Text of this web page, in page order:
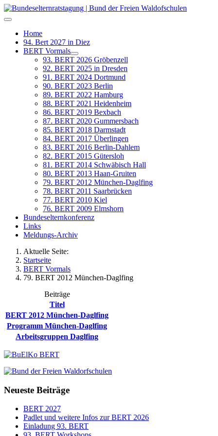
Home
94. Bert 2027 in Diez
BERT Vormals
93. BERT 2026 Gröbenzell
92. BERT 2025 in Dresden
91. BERT 2024 Dortmund
90. BERT 2023 Berlin
89. BERT 2022 Hamburg
88. BERT 2021 Heidenheim
86. BERT 2019 Bexbach
87. BERT 2020 Gummersbach
85. BERT 2018 Darmstadt
84. BERT 2017 Überlingen
83. BERT 2016 Berlin-Dahlem
82. BERT 2015 Gütersloh
81. BERT 2014 Schwäbisch Hall
80. BERT 2013 Haan-Gruiten
79. BERT 2012 München-Daglfing
78. BERT 2011 Saarbrücken
77. BERT 2010 Kiel
76. BERT 2009 Elmshorn
Bundeselternkonferenz
Links
Meldungs-Archiv
Aktuelle Seite:
Startseite
BERT Vormals
79. BERT 2012 München-Daglfing
Beiträge
Titel
BERT 2012 München-Daglfing
Programm München-Daglfing
Arbeitsgruppen Daglfing
Neueste Beiträge
BERT 2027
Padlet und weitere Infos zur BERT 2026
Einladung 93. BERT